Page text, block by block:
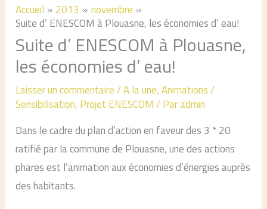
Accueil 2013
novembre
Suite d’ ENESCOM à Plouasne, les économies d’ eau!
Suite d’ ENESCOM à Plouasne,
les économies d’ eau!
Laisser un commentaire/A la une,Animations /
Sensibilisation, Projet ENESCOM / Paradmin
Dans le cadre du plan d’action en faveur des 3 * 20
ratifié par la commune de Plouasne, une des actions
phares est l’animation aux économies d’énergies auprès
des habitants.